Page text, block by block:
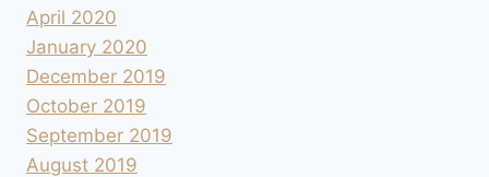
April 2020
January 2020
December 2019
October 2019
September 2019
August 2019